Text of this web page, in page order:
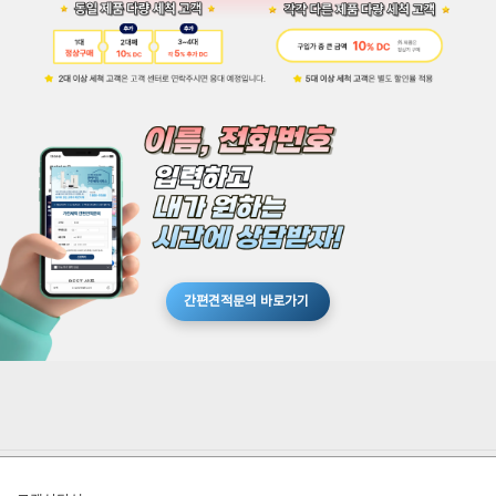
간편견적문의 바로가기